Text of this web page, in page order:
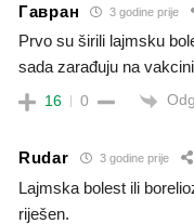
Гавран 3 godine prije
Prvo su širili lajmsku
sada zarađuju na
16 0
Rudar 3 godine prije
Lajmska bolest ili
riješen.